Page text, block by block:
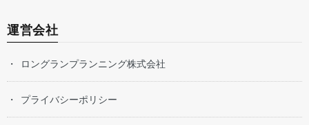
運営会社
ロングランプランニング株式会社
プライバシーポリシー